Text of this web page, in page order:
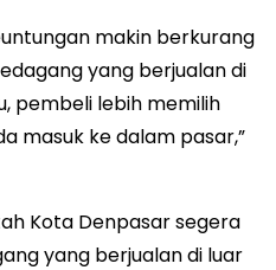
makin berkurang
yang berjualan di
pembeli lebih memilih
masuk ke dalam pasar,”
Kota Denpasar segera
yang berjualan di luar